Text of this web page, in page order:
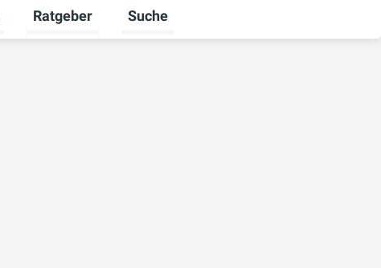
umschalten
umschalten
Untermenü für Unternehmen umschalten
Ratgeber
Untermenü für Ratgeber umschalten
Suche